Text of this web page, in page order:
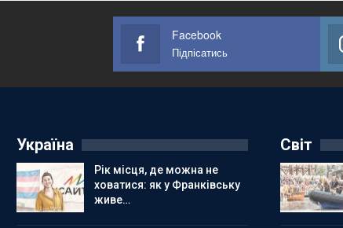
Facebook
Підпісатись
Україна
Рік місця, де можна не
ховатися: як у Франківську
живе…
Світ